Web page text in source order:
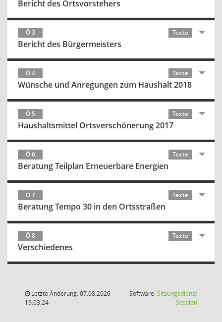
Bericht des Ortsvorstehers
Ö 3 Texte
Bericht des Bürgermeisters
Ö 4 Texte
Wünsche und Anregungen zum Haushalt 2018
Ö 5 Texte
Haushaltsmittel Ortsverschönerung 2017
Ö 6 Texte
Beratung Teilplan Erneuerbare Energien
Ö 7 Texte
Beratung Tempo 30 in den Ortsstraßen
Ö 8 Texte
Verschiedenes
Letzte Änderung: 07.08.2026
19:03:24
Software:Sitzungsdienst
Session(Wird in